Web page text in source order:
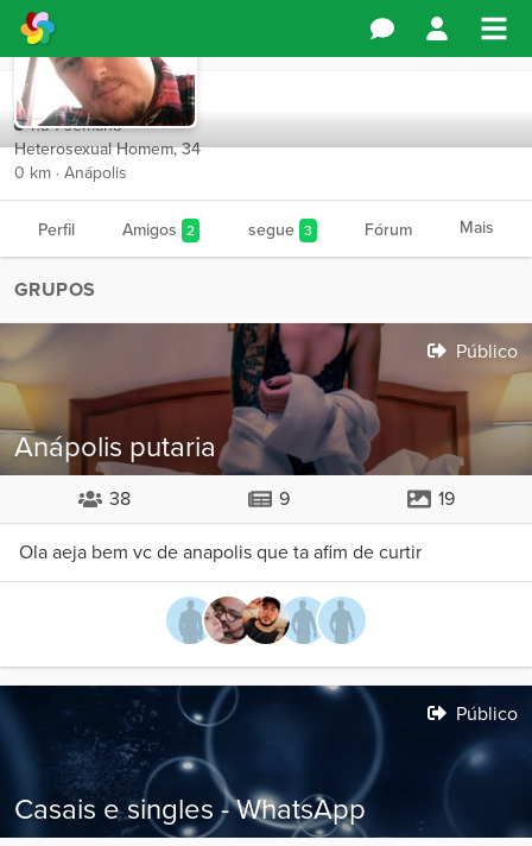
Ruivo3333
há 1 semana
Heterosexual Homem, 34
0 km · Anápolis
Perfil Amigos 2 segue 3 Fórum Mais
GRUPOS
Anápolis putaria
Público
38 9
19
Ola aeja bem vc de anapolis que ta afim de curtir
Casais e singles - WhatsApp
Público